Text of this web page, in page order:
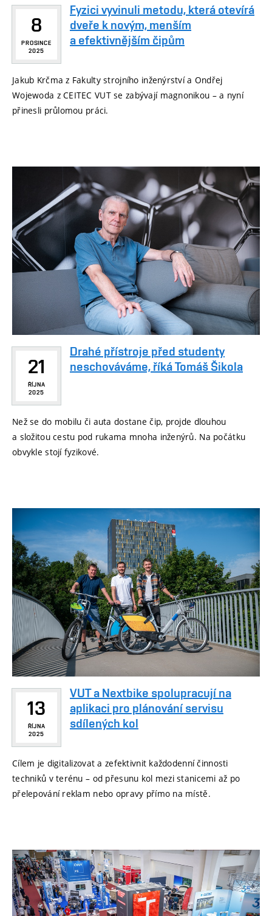
8
PROSINCE
2025
Fyzici vyvinuli metodu, která otevírá
dveře k novým, menším
a efektivnějším čipům
Jakub Krčma z Fakulty strojního inženýrství a Ondřej
Wojewoda z CEITEC VUT se zabývají magnonikou – a nyní
přinesli průlomou práci.
21
ŘÍJNA
2025
Drahé přístroje před studenty
neschováváme, říká Tomáš Šikola
Než se do mobilu či auta dostane čip, projde dlouhou
a složitou cestu pod rukama mnoha inženýrů. Na počátku
obvykle stojí fyzikové.
13
ŘÍJNA
2025
VUT a Nextbike spolupracují na
aplikaci pro plánování servisu
sdílených kol
Cílem je digitalizovat a zefektivnit každodenní činnosti
techniků v terénu – od přesunu kol mezi stanicemi až po
přelepování reklam nebo opravy přímo na místě.